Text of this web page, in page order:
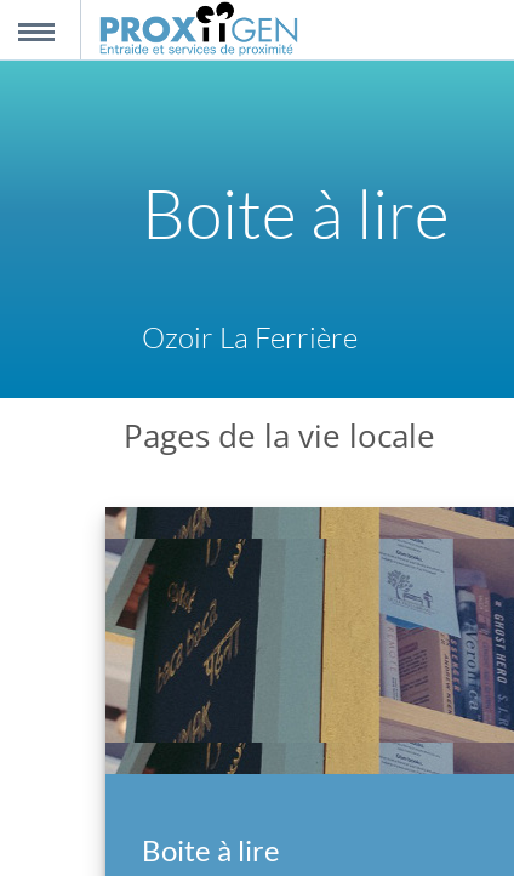
Boite à lire
Ozoir La Ferrière
Pages de la vie locale
Boite à lire